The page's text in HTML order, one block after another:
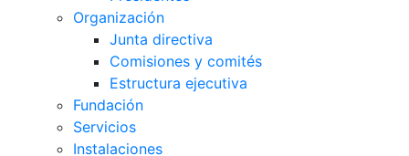
Organización
Junta directiva
Comisiones y comités
Estructura ejecutiva
Fundación
Servicios
Instalaciones